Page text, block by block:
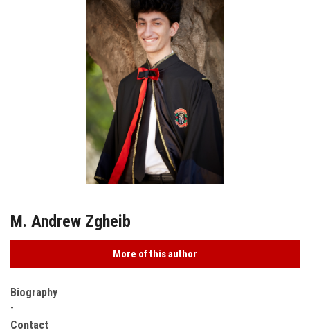
M. Andrew Zgheib
More of this author
Biography
-
Contact